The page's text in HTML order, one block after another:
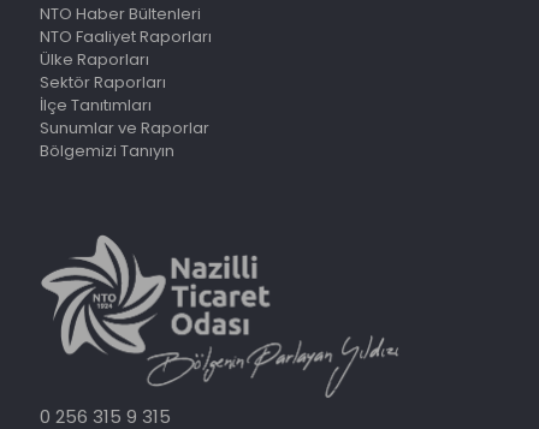
NTO Haber Bültenleri
NTO Faaliyet Raporları
Ülke Raporları
Sektör Raporları
İlçe Tanıtımları
Sunumlar ve Raporlar
Bölgemizi Tanıyın
0 256 315 9 315